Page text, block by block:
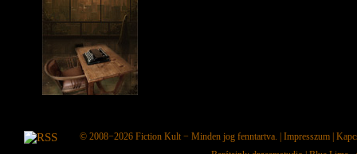
© 2008−2026 Fiction Kult − Minden jog fenntartva. | Impresszum